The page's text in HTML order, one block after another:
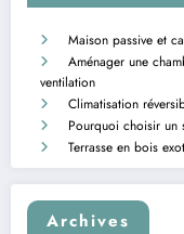
Maison passive et
Aménager une
ventilation
Climatisation
Pourquoi choisir un
Terrasse en bois
Archives